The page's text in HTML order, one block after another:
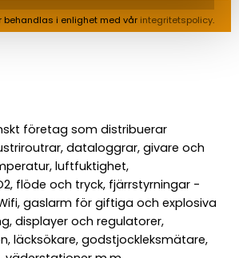
behandlas i enlighet med vår integritetspolicy.
företag som distribuerar
dataloggrar, givare och
luftfuktighet,
flöde och tryck, fjärrstyrningar -
gaslarm för giftiga och explosiva
displayer och regulatorer,
läcksökare, godstjockleksmätare,